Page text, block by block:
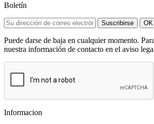
Boletín
Suscribirse OK
Puede darse de baja en cualquier momento.
nuestra información de contacto en el aviso
Informacion